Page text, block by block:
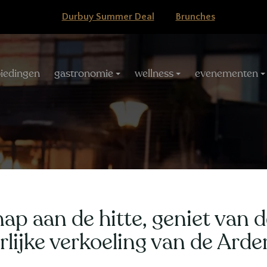
Durbuy Summer Deal Brunches
by Wout
23 oktober 2026
gastronomie wellness evenementen
aan de hitte, geniet van
verkoeling van de